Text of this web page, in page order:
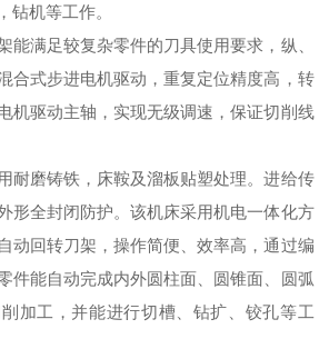
钻机等工作。
满足较复杂零件的刀具使用要求，纵、
合式步进电机驱动，重复定位精度高，转
机驱动主轴，实现无级调速，保证切削线
磨铸铁，床鞍及溜板贴塑处理。进给传
形全封闭防护。该机床采用机电一体化方
动回转刀架，操作简便、效率高，通过编
件能自动完成内外圆柱面、圆锥面、圆弧
加工，并能进行切槽、钻扩、铰孔等工